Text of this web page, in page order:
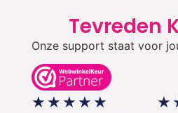
Tevreden
Onze support staat voor
★ ★ ★ ★ ★ ★